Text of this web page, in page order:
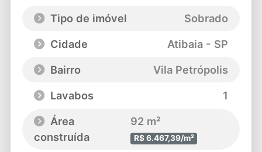
Tipo de imóvel
Sobrado
Cidade
Atibaia - SP
Bairro
Vila Petrópolis
Lavabos
1
Área
construída
92 m²
R$ 6.467,39/m²